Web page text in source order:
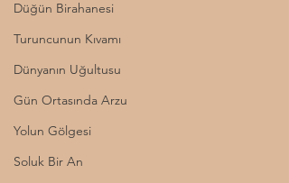
Düğün Birahanesi
Turuncunun Kıvamı
Dünyanın Uğultusu
Gün Ortasında Arzu
Yolun Gölgesi
Soluk Bir An